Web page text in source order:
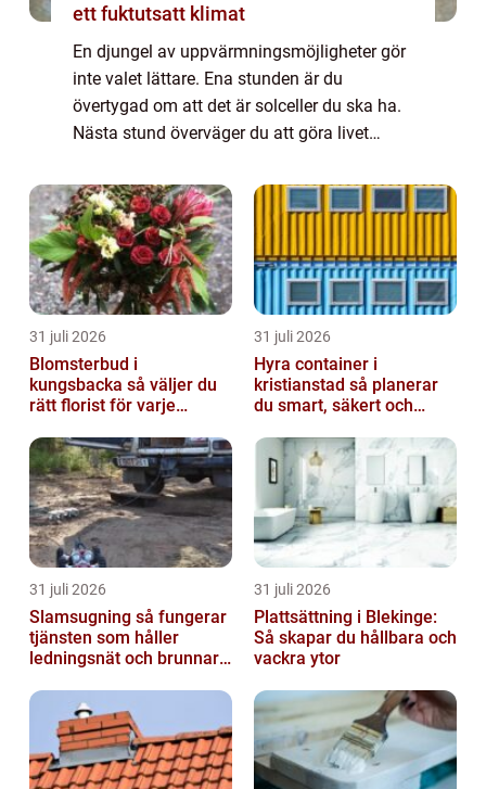
ett fuktutsatt klimat
En djungel av uppvärmningsmöjligheter gör
inte valet lättare. Ena stunden är du
övertygad om att det är solceller du ska ha.
Nästa stund överväger du att göra livet
samvetet till och du bestämmer dig för att...
31 juli 2026
Blomsterbud i
kungsbacka så väljer du
rätt florist för varje
31 juli 2026
Hyra container i
kristianstad så planerar
du smart, säkert och
31 juli 2026
Slamsugning så fungerar
tjänsten som håller
ledningsnät och brunnar i
31 juli 2026
Plattsättning i Blekinge:
Så skapar du hållbara och
vackra ytor